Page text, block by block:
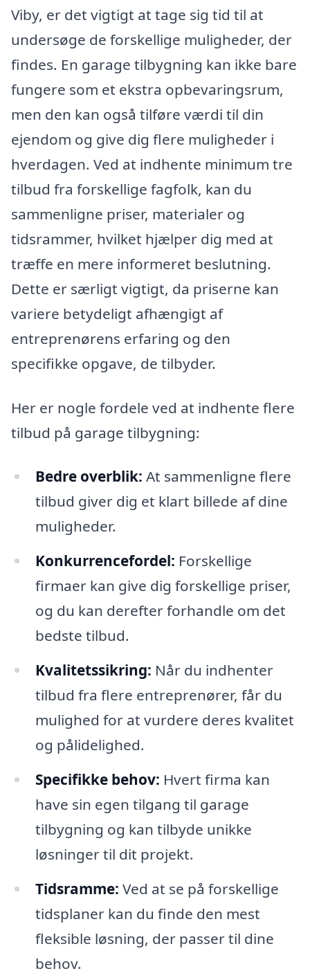
Viby, er det vigtigt at tage sig tid til at
undersøge de forskellige muligheder, der
findes. En garage tilbygning kan ikke bare
fungere som et ekstra opbevaringsrum,
men den kan også tilføre værdi til din
ejendom og give dig flere muligheder i
hverdagen. Ved at indhente minimum tre
tilbud fra forskellige fagfolk, kan du
sammenligne priser, materialer og
tidsrammer, hvilket hjælper dig med at
træffe en mere informeret beslutning.
Dette er særligt vigtigt, da priserne kan
variere betydeligt afhængigt af
entreprenørens erfaring og den
specifikke opgave, de tilbyder.
Her er nogle fordele ved at indhente flere
tilbud på garage tilbygning:
Bedre overblik: At sammenligne flere
tilbud giver dig et klart billede af dine
muligheder.
Konkurrencefordel: Forskellige
firmaer kan give dig forskellige priser,
og du kan derefter forhandle om det
bedste tilbud.
Kvalitetssikring: Når du indhenter
tilbud fra flere entreprenører, får du
mulighed for at vurdere deres kvalitet
og pålidelighed.
Specifikke behov: Hvert firma kan
have sin egen tilgang til garage
tilbygning og kan tilbyde unikke
løsninger til dit projekt.
Tidsramme: Ved at se på forskellige
tidsplaner kan du finde den mest
fleksible løsning, der passer til dine
behov.